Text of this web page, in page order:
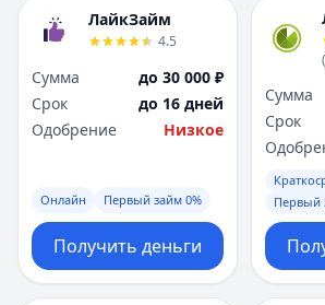
ЛайкЗайм
4.5
Сумма
до 30 000 ₽
Срок
до 16 дней
Одобрение
Низкое
Онлайн Первый займ 0%
Получить деньги
(
Сумма
Срок
Первый